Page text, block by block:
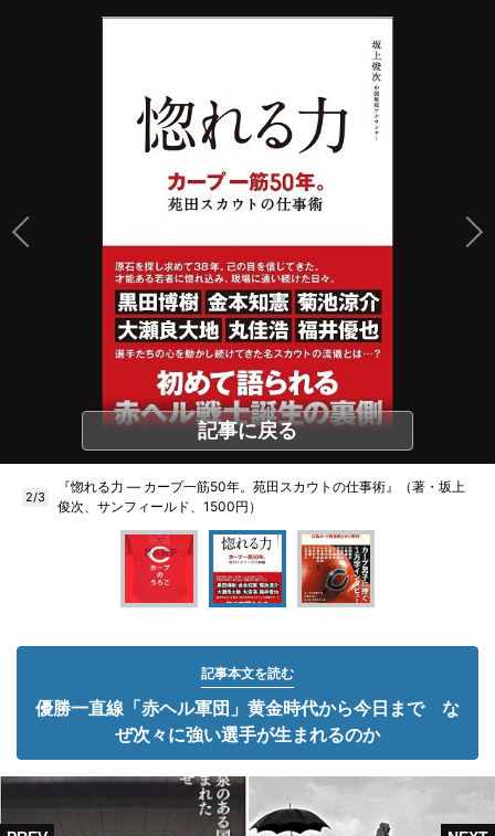
記事に戻る
2/3
『惚れる力 ― カープ一筋50年。苑田スカウトの仕事術』（著・坂上
俊次、サンフィールド、1500円）
記事本文を読む
優勝一直線「赤ヘル軍団」黄金時代から今日まで な
ぜ次々に強い選手が生まれるのか